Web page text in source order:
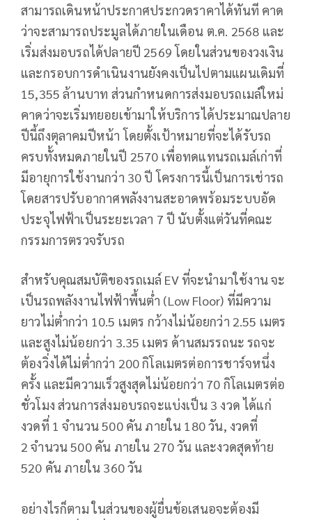
สามารถเดินหน้าประกาศประกวดราคาได้ทันที คาด
ว่าจะสามารถประมูลได้ภายในเดือน ต.ค. 2568 และ
เริ่มส่งมอบรถได้ปลายปี 2569 โดยในส่วนของวงเงิน
และกรอบการดำเนินงานยังคงเป็นไปตามแผนเดิมที่
15,355 ล้านบาท ส่วนกำหนดการส่งมอบรถเมล์ใหม่
คาดว่าจะเริ่มทยอยเข้ามาให้บริการได้ประมาณปลาย
ปีนี้ถึงตุลาคมปีหน้า โดยตั้งเป้าหมายที่จะได้รับรถ
ครบทั้งหมดภายในปี 2570 เพื่อทดแทนรถเมล์เก่าที่
มีอายุการใช้งานกว่า 30 ปี โครงการนี้เป็นการเช่ารถ
โดยสารปรับอากาศพลังงานสะอาดพร้อมระบบอัด
ประจุไฟฟ้าเป็นระยะเวลา 7 ปี นับตั้งแต่วันที่คณะ
กรรมการตรวจรับรถ
สำหรับคุณสมบัติของรถเมล์ EV ที่จะนำมาใช้งาน จะ
เป็นรถพลังงานไฟฟ้าพื้นต่ำ (Low Floor) ที่มีความ
ยาวไม่ต่ำกว่า 10.5 เมตร กว้างไม่น้อยกว่า 2.55 เมตร
และสูงไม่น้อยกว่า 3.35 เมตร ด้านสมรรถนะ รถจะ
ต้องวิ่งได้ไม่ต่ำกว่า 200 กิโลเมตรต่อการชาร์จหนึ่ง
ครั้ง และมีความเร็วสูงสุดไม่น้อยกว่า 70 กิโลเมตรต่อ
ชั่วโมง ส่วนการส่งมอบรถจะแบ่งเป็น 3 งวด ได้แก่
งวดที่ 1 จำนวน 500 คัน ภายใน 180 วัน, งวดที่
2 จำนวน 500 คัน ภายใน 270 วัน และงวดสุดท้าย
520 คัน ภายใน 360 วัน
อย่างไรก็ตาม ในส่วนของผู้ยื่นข้อเสนอจะต้องมี